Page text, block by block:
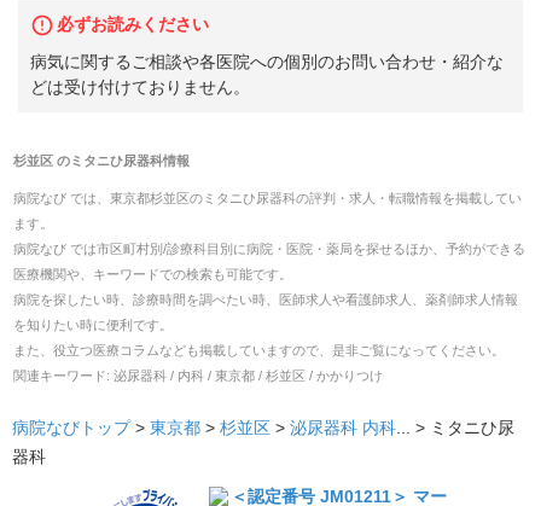
必ずお読みください
病気に関するご相談や各医院への個別のお問い合わせ・紹介な
どは受け付けておりません。
杉並区のミタニひ尿器科情報
病院なび では、 東京都杉並区のミタニひ尿器科の評判・求人・転職情報を掲載してい
ます。
病院なび では市区町村別/診療科目別に病院・医院・薬局を探せるほか、予約ができる
医療機関や、キーワードでの検索も可能です。
病院を探したい時、診療時間を調べたい時、医師求人や看護師求人、薬剤師求人情報
を知りたい時に便利です。
また、役立つ医療コラムなども掲載していますので、是非ご覧になってください。
関連キーワード: 泌尿器科 / 内科 / 東京都 / 杉並区 / かかりつけ
病院なびトップ > 東京都 > 杉並区 > 泌尿器科 内科... > ミタニひ尿
器科